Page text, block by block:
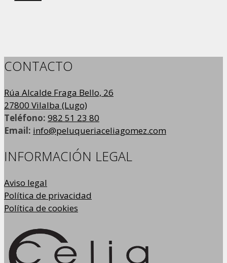
CONTACTO
Rúa Alcalde Fraga Bello, 26
27800 Vilalba (Lugo)
Teléfono: 982 51 23 80
Email: info@peluqueriaceliagomez.com
INFORMACIÓN LEGAL
Aviso legal
Política de privacidad
Política de cookies